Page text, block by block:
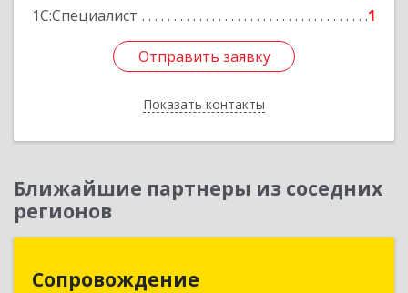
1С:Специалист
1
Отправить заявку
Показать контакты
Отправить заявку
Назад
Ближайшие партнеры из соседних
регионов
Сопровождение